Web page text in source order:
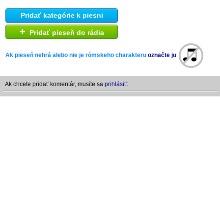
Pridať kategórie k piesni
+ Pridať pieseň do rádia
Ak pieseň nehrá alebo nie je rómskeho charakteru označte ju
Ak chcete pridať komentár, musíte sa prihlásiť: